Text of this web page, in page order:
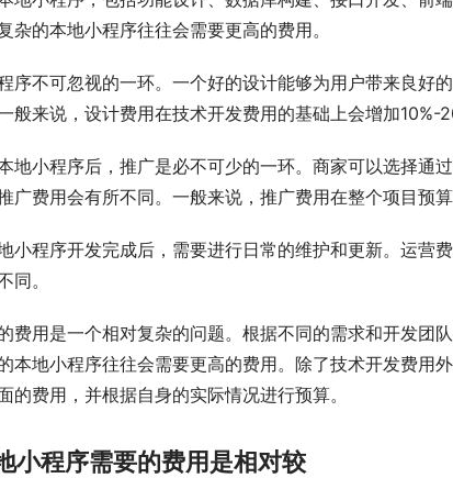
的本地小程序往往会需要更高的费用。
序不可忽视的一环。一个好的设计能够为用户带来良
般来说，设计费用在技术开发费用的基础上会增加10%-
地小程序后，推广是必不可少的一环。商家可以选择通
广费用会有所不同。一般来说，推广费用在整个项目预算
小程序开发完成后，需要进行日常的维护和更新。运
同。
费用是一个相对复杂的问题。根据不同的需求和开发团
地小程序往往会需要更高的费用。除了技术开发费用
费用，并根据自身的实际情况进行预算。
小程序需要的费用是相对较